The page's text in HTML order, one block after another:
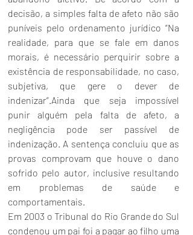
decisão, a simples falta de afeto não são
puníveis pelo ordenamento jurídico “Na
realidade, para que se fale em danos
morais, é necessário perquirir sobre a
existência de responsabilidade, no caso,
subjetiva, que gere o dever de
indenizar”.Ainda que seja impossível
punir alguém pela falta de afeto, a
negligência pode ser passível de
indenização. A sentença concluiu que as
provas comprovam que houve o dano
sofrido pelo autor, inclusive resultando
em problemas de saúde e
comportamentais.
Em 2003 o Tribunal do Rio Grande do Sul
condenou um pai foi a pagar ao filho uma